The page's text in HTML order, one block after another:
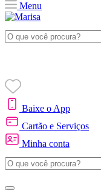
Menu
Baixe o App
Cartão e Serviços
Minha conta